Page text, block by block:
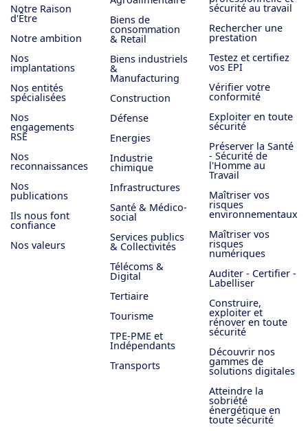
Notre Raison
d'Être
Notre ambition
Nos
implantations
Nos entités
spécialisées
Nos
engagements
RSE
Nos
reconnaissances
Nos
publications
Ils nous font
confiance
Nos valeurs
Biens de
consommation
& Retail
Biens industriels
&
Manufacturing
Construction
Défense
Energies
Industrie
chimique
Infrastructures
Santé & Médico-
social
Services publics
& Collectivités
Télécoms &
Digital
Tertiaire
Tourisme
TPE-PME et
Indépendants
Transports
sécurité au travail
Rechercher une
prestation
Testez et certifiez
vos EPI
Vérifier votre
conformité
Exploiter en toute
sécurité
Préserver la Santé
- Sécurité de
l'Homme au
Travail
Maîtriser vos
risques
environnementaux
Maîtriser vos
risques
numériques
Auditer - Certifier -
Labelliser
Construire,
exploiter et
rénover en toute
sécurité
Découvrir nos
gammes de
solutions digitales
Atteindre la
sobriété
énergétique en
toute sécurité